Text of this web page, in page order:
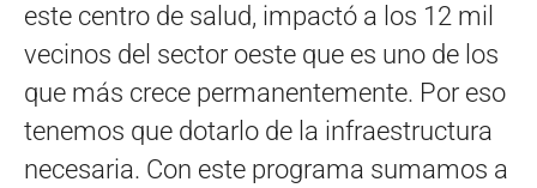
este centro de salud, impactó a los 12 mil
vecinos del sector oeste que es uno de los
que más crece permanentemente. Por eso
tenemos que dotarlo de la infraestructura
necesaria. Con este programa sumamos a